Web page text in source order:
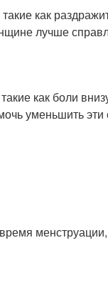
как
лучше
как боли
уменьшить
менструации,